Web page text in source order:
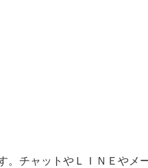
。チャットやＬＩＮＥやメ